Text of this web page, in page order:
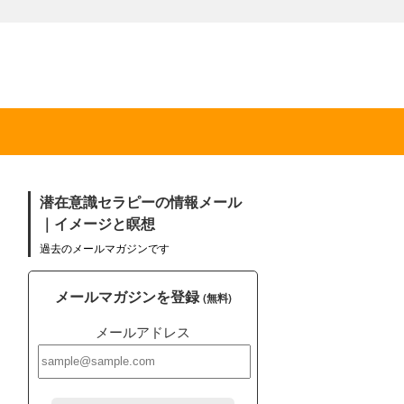
潜在意識セラピーの情報メール
｜イメージと瞑想
過去のメールマガジンです
メールマガジンを登録(無料)
メールアドレス